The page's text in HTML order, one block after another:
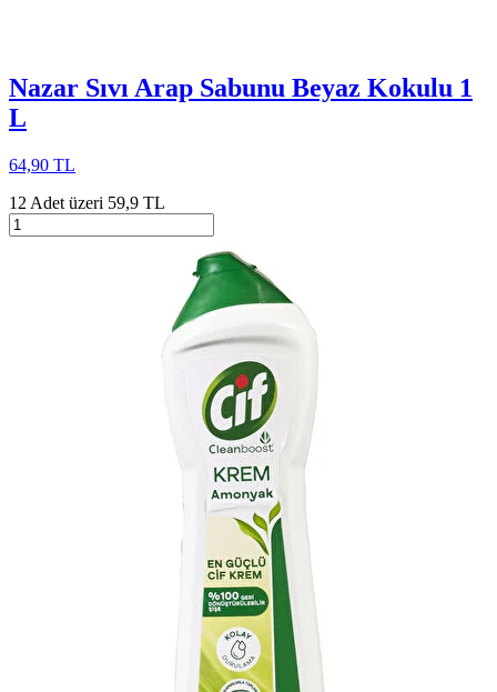
Nazar Sıvı Arap Sabunu Beyaz Kokulu 1
L
64,90 TL
12 Adet üzeri 59,9 TL